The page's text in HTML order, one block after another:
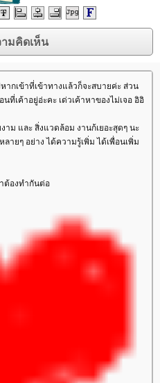
ากเข้าที่เข้าทางแล้วก็จะสบายค่ะ ส่วน
ที่เค้าอยู่อ่ะคะ เด่วเค้าหาของไม่เจอ อิอิ
ม และ สิ่งแวดล้อม งานก้เยอะสุดๆ นะ
ยๆ อย่าง ได้ความรู้เพิ่ม ได้เพื่อนเพิ่ม
ต้องทำกันต่อ